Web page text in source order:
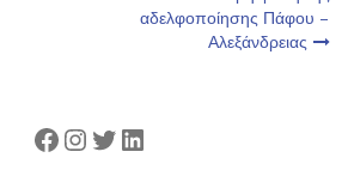
αδελφοποίησης Πάφου –
Αλεξάνδρειας
Facebook
Instagram
Twitter
Linkedin